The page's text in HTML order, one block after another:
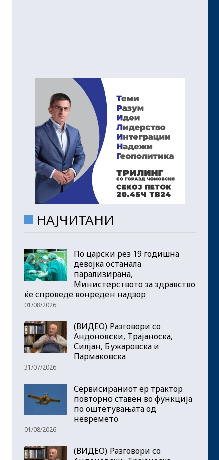
НАЈЧИТАНИ
По царски рез 19 годишна
девојка останала
парализирана,
Министерството за здравство
ќе спроведе вонреден надзор
01/08/2026
(ВИДЕО) Разговори со
Андоновски, Трајаноска,
Силјан, Бужаровска и
Пармаковска
31/07/2026
Сервисираниот ер трактор
повторно ставен во функција
по оштетувањата од
невремето
01/08/2026
(ВИДЕО) Разговори со